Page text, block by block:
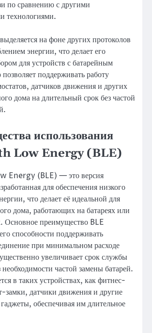
по сравнению с другими
технологиями.
на фоне других протоколов
энергии, что делает его
для устройств с батарейным
поддерживать работу
датчиков движения и других
дома на длительный срок без частой
использования
Low Energy (BLE)
Energy (BLE) — это версия
для обеспечения низкого
что делает её идеальной для
дома, работающих на батареях или
Основное преимущество BLE
способности поддерживать
при минимальном расходе
увеличивает срок службы
необходимости частой замены батарей.
в таких устройствах, как фитнес-
замки, датчики движения и другие
обеспечивая им длительное